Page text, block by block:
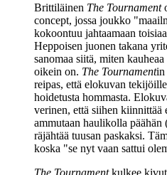
Brittiläinen The Tournament
concept, jossa joukko
kokoontuu jahtaamaan
Heppoisen juonen takana
sanomaa siitä, miten
oikein on. The Tournamentin
reipas, että elokuvan
hoidetusta hommasta.
verinen, että siihen
ammutaan haulikolla päähän
räjähtää tuusan paskaksi.
koska "se nyt vaan sattui
The Tournamentkulkee